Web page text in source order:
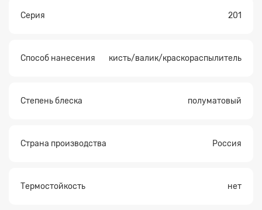
Серия 201
Способ нанесения кисть/валик/краскораспылитель
Степень блеска полуматовый
Страна производства Россия
Термостойкость нет
Заявка на расчет